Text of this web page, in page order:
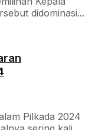
didominasi...
Pilkada 2024